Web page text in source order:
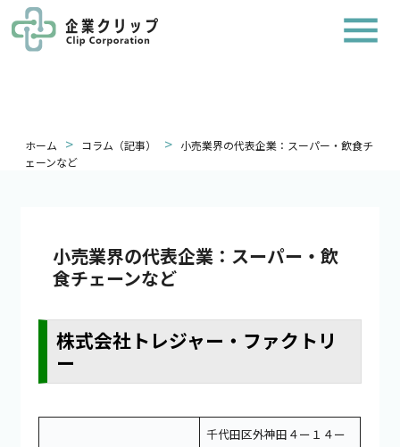
ホーム > コラム（記事） > 小売業界の代表企業：スーパー・飲食チ
ェーンなど
小売業界の代表企業：スーパー・飲
食チェーンなど
株式会社トレジャー・ファクトリ
ー
千代田区外神田４ー１４ー